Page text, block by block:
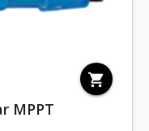
shopping_cart
MPPT